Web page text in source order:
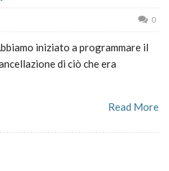
0
iniziato a programmare il
di ciò che era
Read More